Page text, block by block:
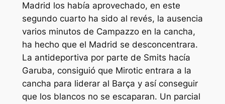
Madrid los había aprovechado, en este
segundo cuarto ha sido al revés, la ausencia
varios minutos de Campazzo en la cancha,
ha hecho que el Madrid se desconcentrara.
La antideportiva por parte de Smits hacía
Garuba, consiguió que Mirotic entrara a la
cancha para liderar al Barça y así conseguir
que los blancos no se escaparan. Un parcial